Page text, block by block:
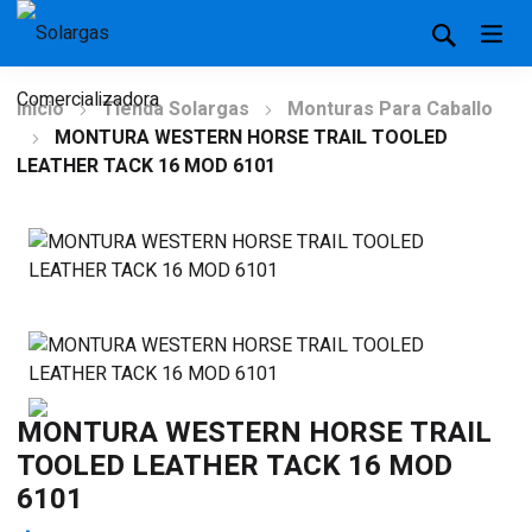
Inicio Tienda Solargas
Monturas Para Caballo
MONTURA WESTERN HORSE TRAIL TOOLED
LEATHER TACK 16 MOD 6101
MONTURA WESTERN HORSE TRAIL
TOOLED LEATHER TACK 16 MOD
6101